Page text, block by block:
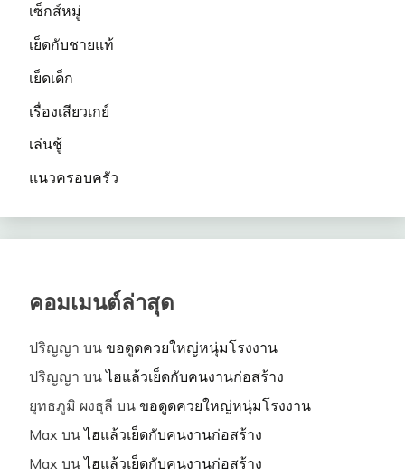
เซ็กส์หมู่
เย็ดกับชายแท้
เย็ดเด็ก
เรื่องเสียวเกย์
เล่นชู้
แนวครอบครัว
คอมเมนต์ล่าสุด
ปริญญา บน ขอดูดควยใหญ่หนุ่มโรงงาน
ปริญญา บนไฮแล้วเย็ดกับคนงานก่อสร้าง
ยุทธภูมิ ผงธุลี บน ขอดูดควยใหญ่หนุ่มโรงงาน
Max บนไฮแล้วเย็ดกับคนงานก่อสร้าง
Max บนไฮแล้วเย็ดกับคนงานก่อสร้าง